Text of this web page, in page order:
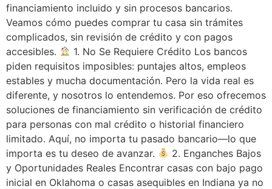
financiamiento incluido y sin procesos bancarios.
Veamos cómo puedes comprar tu casa sin trámites
complicados, sin revisión de crédito y con pagos
accesibles.
1. No Se Requiere Crédito Los bancos
piden requisitos imposibles: puntajes altos, empleos
estables y mucha documentación. Pero la vida real es
diferente, y nosotros lo entendemos. Por eso ofrecemos
soluciones de financiamiento sin verificación de crédito
para personas con mal crédito o historial financiero
limitado. Aquí, no importa tu pasado bancario—lo que
importa es tu deseo de avanzar.
2. Enganches Bajos
y Oportunidades Reales Encontrar casas con bajo pago
inicial en Oklahoma o casas asequibles en Indiana ya no